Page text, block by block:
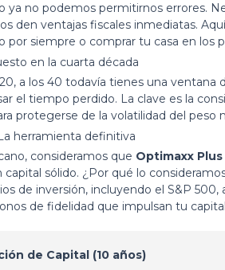
ya no podemos permitirnos errores.
den ventajas fiscales inmediatas.
siempre o comprar tu casa en los
en la cuarta década
a los 40 todavía tienes una ventana
el tiempo perdido. La clave es la
protegerse de la volatilidad del peso
herramienta definitiva
consideramos que Optimaxx
sólido. ¿Por qué lo
de inversión, incluyendo el S&P 500,
de fidelidad que impulsan tu
de Capital (10 años)